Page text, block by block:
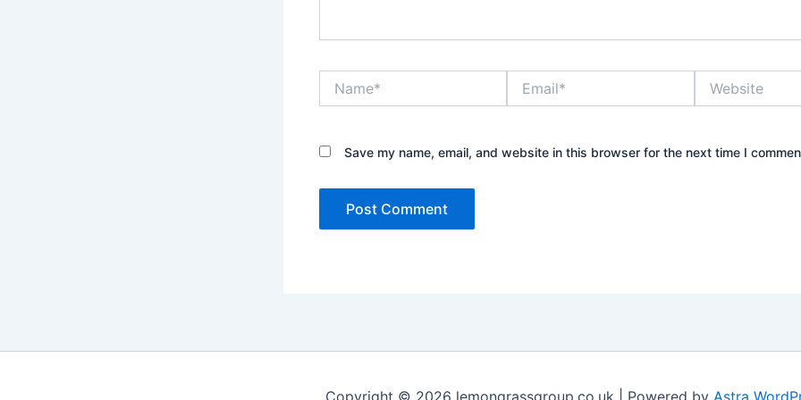
Save my name, email, and website in this browser for the next time I
Copyright © 2026 lemongrassgroup.co.uk | Powered by Astra